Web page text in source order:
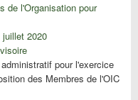
de l'Organisation pour
2020
pour l'exercice
des Membres de l'OIC